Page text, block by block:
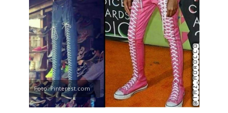
Foto: Pinterest.com